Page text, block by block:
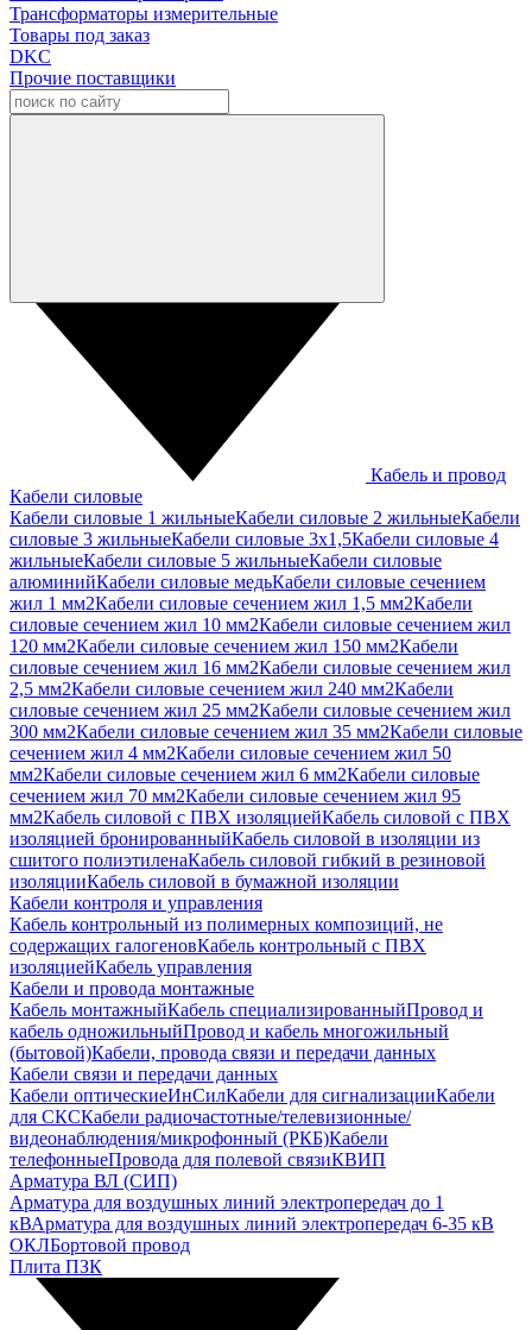
Трансформаторы измерительные
Товары под заказ
DKC
Прочие поставщики
Кабель и провод
Кабели силовые
Кабели силовые 1 жильныеКабели силовые 2 жильныеКабели
силовые 3 жильныеКабели силовые 3х1,5Кабели силовые 4
жильныеКабели силовые 5 жильныеКабели силовые
алюминийКабели силовые медьКабели силовые сечением
жил 1 мм2Кабели силовые сечением жил 1,5 мм2Кабели
силовые сечением жил 10 мм2Кабели силовые сечением жил
120 мм2Кабели силовые сечением жил 150 мм2Кабели
силовые сечением жил 16 мм2Кабели силовые сечением жил
2,5 мм2Кабели силовые сечением жил 240 мм2Кабели
силовые сечением жил 25 мм2Кабели силовые сечением жил
300 мм2Кабели силовые сечением жил 35 мм2Кабели силовые
сечением жил 4 мм2Кабели силовые сечением жил 50
мм2Кабели силовые сечением жил 6 мм2Кабели силовые
сечением жил 70 мм2Кабели силовые сечением жил 95
мм2Кабель силовой с ПВХ изоляциейКабель силовой с ПВХ
изоляцией бронированныйКабель силовой в изоляции из
сшитого полиэтиленаКабель силовой гибкий в резиновой
изоляцииКабель силовой в бумажной изоляции
Кабели контроля и управления
Кабель контрольный из полимерных композиций, не
содержащих галогеновКабель контрольный с ПВХ
изоляциейКабель управления
Кабели и провода монтажные
Кабель монтажныйКабель специализированныйПровод и
кабель одножильныйПровод и кабель многожильный
(бытовой)Кабели, провода связи и передачи данных
Кабели связи и передачи данных
Кабели оптическиеИнСилКабели для сигнализацииКабели
для СКСКабели радиочастотные/телевизионные/
видеонаблюдения/микрофонный (РКБ)Кабели
телефонныеПровода для полевой связиКВИП
Арматура ВЛ (СИП)
Арматура для воздушных линий электропередач до 1
кВАрматура для воздушных линий электропередач 6-35 кВ
ОКЛБортовой провод
Плита ПЗК